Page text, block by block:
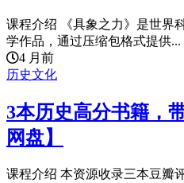
课程介绍 《具象之力》是世界
学作品，通过压缩包格式提供...
4 月前
历史文化
3本历史高分书籍，
网盘】
课程介绍 本资源收录三本豆瓣